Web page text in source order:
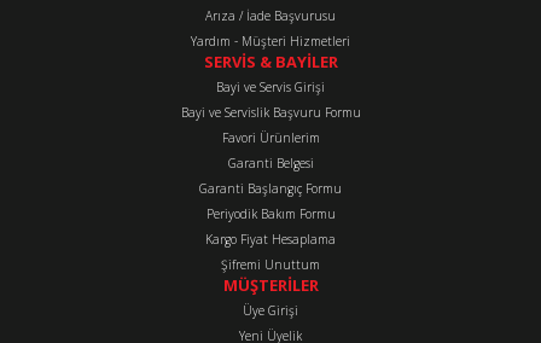
Gönder
Arıza / İade Başvurusu
Yardım - Müşteri Hizmetleri
SERVİS & BAYİLER
Bayi ve Servis Girişi
Bayi ve Servislik Başvuru Formu
Favori Ürünlerim
Garanti Belgesi
Garanti Başlangıç Formu
Periyodik Bakım Formu
Kargo Fiyat Hesaplama
Şifremi Unuttum
MÜŞTERİLER
Üye Girişi
Yeni Üyelik